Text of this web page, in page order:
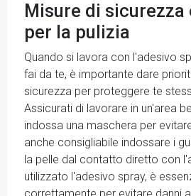
Misure di sicurezza
per la pulizia
Quando si lavora con l'adesivo
fai da te, è importante dare
sicurezza per proteggere te
Assicurati di lavorare in un'area
indossa una maschera per
anche consigliabile indossare i
la pelle dal contatto diretto con
utilizzato l'adesivo spray, è